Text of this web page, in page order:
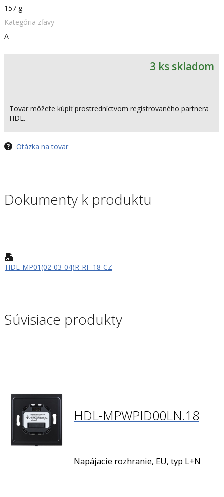
157 g
Kategória zľavy
A
3 ks skladom
Tovar môžete kúpiť prostredníctvom registrovaného partnera
HDL.
Otázka na tovar
Dokumenty k produktu
HDL-MP01(02-03-04)R-RF-18-CZ
Súvisiace produkty
HDL-MPWPID00LN.18
Napájacie rozhranie, EU, typ L+N